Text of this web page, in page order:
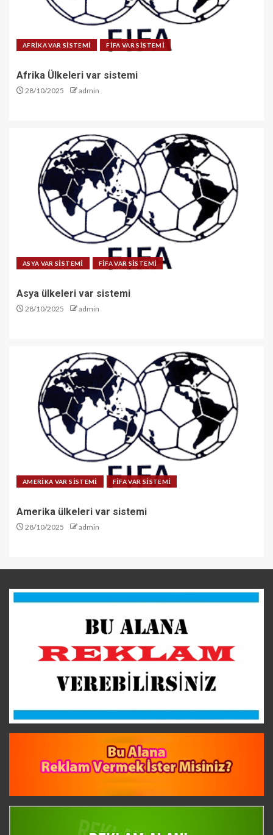
AFRİKA VAR SİSTEMİ FİFA VAR SİSTEMİ
Afrika Ülkeleri var sistemi
28/10/2025 admin
ASYA VAR SİSTEMİ FİFA VAR SİSTEMİ
Asya ülkeleri var sistemi
28/10/2025 admin
AMERİKA VAR SİSTEMİ FİFA VAR SİSTEMİ
Amerika ülkeleri var sistemi
28/10/2025 admin